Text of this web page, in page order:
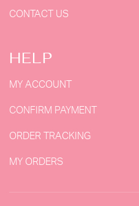
CONTACT US
HELP
MY ACCOUNT
CONFIRM PAYMENT
ORDER TRACKING
MY ORDERS